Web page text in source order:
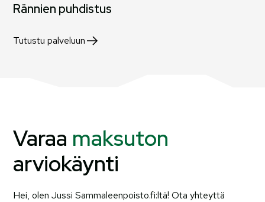
Rännien puhdistus
Tutustu palveluun
Varaa maksuton
arviokäynti
Hei, olen Jussi Sammaleenpoisto.fi:ltä! Ota yhteyttä